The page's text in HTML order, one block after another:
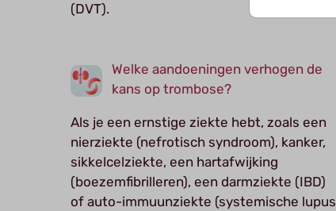
(DVT).
Welke aandoeningen verhogen de
kans op trombose?
Als je een ernstige ziekte hebt, zoals een
nierziekte (nefrotisch syndroom), kanker,
sikkelcelziekte, een hartafwijking
(boezemfibrilleren), een darmziekte (IBD)
of auto-immuunziekte (systemische lupus